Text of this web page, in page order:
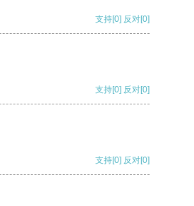
支持[0] 反对[0]
支持[0] 反对[0]
支持[0] 反对[0]